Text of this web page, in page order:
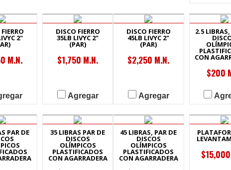
2"
M.N.
DISCO FIERRO
35LB LIVYC 2"
(PAR)
$1,750 M.N.
Agregar
DISCO FIERRO
45LB LIVYC 2"
(PAR)
$2,250 M.N.
Agregar
2.5
CON
$200
PAR DE 35 LIBRAS PAR DE
DISCOS
OLÍMPICOS
PLASTIFICADOS
CON AGARRADERA
45 LIBRAS, PAR DE
DISCOS
OLÍMPICOS
PLASTIFICADOS
CON AGARRADERA